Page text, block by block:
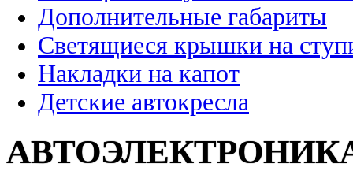
Дополнительные габариты
Светящиеся крышки на
Накладки на капот
Детские автокресла